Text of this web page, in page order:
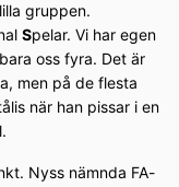
gruppen.
Spelar. Vi har egen
oss fyra. Det är
men på de flesta
när han pissar i en
Nyss nämnda FA-